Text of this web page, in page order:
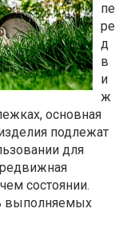
пе
ре
д
в
и
ж
основная
подлежат
для
состоянии.
выполняемых